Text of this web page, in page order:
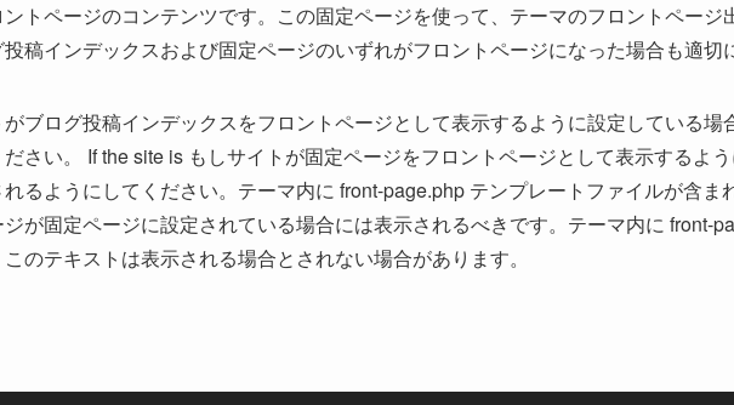
ントページのコンテンツです。この固定ページを使って、テーマのフロントペー
稿インデックスおよび固定ページのいずれがフロントページになった場合も適切
がブログ投稿インデックスをフロントページとして表示するように設定している場
ださい。 If the site is もしサイトが固定ページをフロントページとして表示するよ
れるようにしてください。テーマ内に front-page.php テンプレートファイルが含
ジが固定ページに設定されている場合には表示されるべきです。テーマ内に front-
のテキストは表示される場合とされない場合があります。